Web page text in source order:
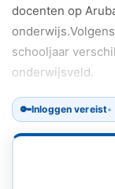
docenten op
schooljaar
onderwijsveld.
🔑Inloggen vereist